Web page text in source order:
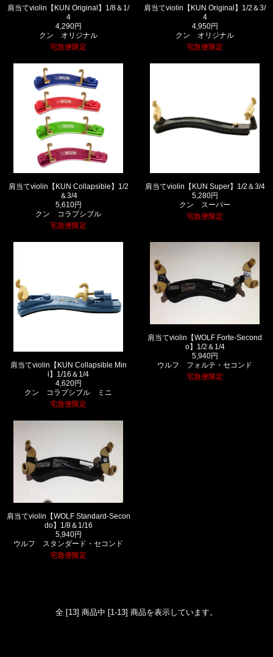
肩当てviolin【KUN Original】1/8＆1/
4
4,290円
クン オリジナル
宅急便限定
肩当てviolin【KUN Original】1/2＆3/
4
4,950円
クン オリジナル
宅急便限定
肩当てviolin【KUN Collapsible】1/2
＆3/4
5,610円
クン コラプシブル
宅急便限定
肩当てviolin【KUN Super】1/2＆3/4
5,280円
クン スーパー
宅急便限定
肩当てviolin【KUN Collapsible Min
i】1/16＆1/4
4,620円
クン コラプシブル ミニ
宅急便限定
肩当てviolin【WOLF Forte-Second
o】1/2＆1/4
5,940円
ウルフ フォルテ・セコンド
宅急便限定
肩当てviolin【WOLF Standard-Secon
do】1/8＆1/16
5,940円
ウルフ スタンダード・セコンド
宅急便限定
全 [13] 商品中 [1-13] 商品を表示しています。